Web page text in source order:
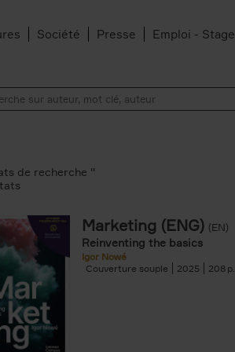
Société Presse Emploi - Stage
filter
de recherche ''
Marketing (ENG) (EN)
Reinventing the basics
Igor Nowé
Couverture souple
2025 208